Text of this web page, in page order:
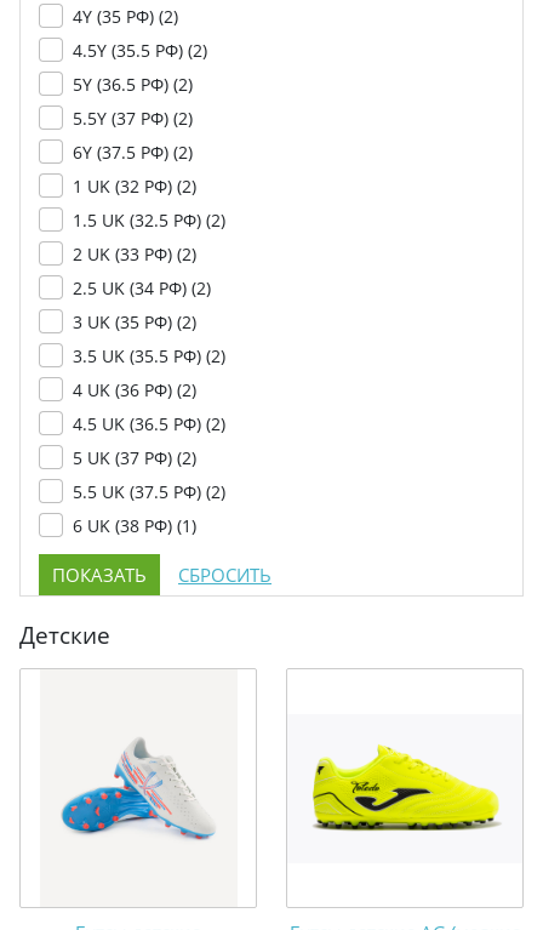
4Y (35 РФ) (2)
4.5Y (35.5 РФ) (2)
5Y (36.5 РФ) (2)
5.5Y (37 РФ) (2)
6Y (37.5 РФ) (2)
1 UK (32 РФ) (2)
1.5 UK (32.5 РФ) (2)
2 UK (33 РФ) (2)
2.5 UK (34 РФ) (2)
3 UK (35 РФ) (2)
3.5 UK (35.5 РФ) (2)
4 UK (36 РФ) (2)
4.5 UK (36.5 РФ) (2)
5 UK (37 РФ) (2)
5.5 UK (37.5 РФ) (2)
6 UK (38 РФ) (1)
Детские